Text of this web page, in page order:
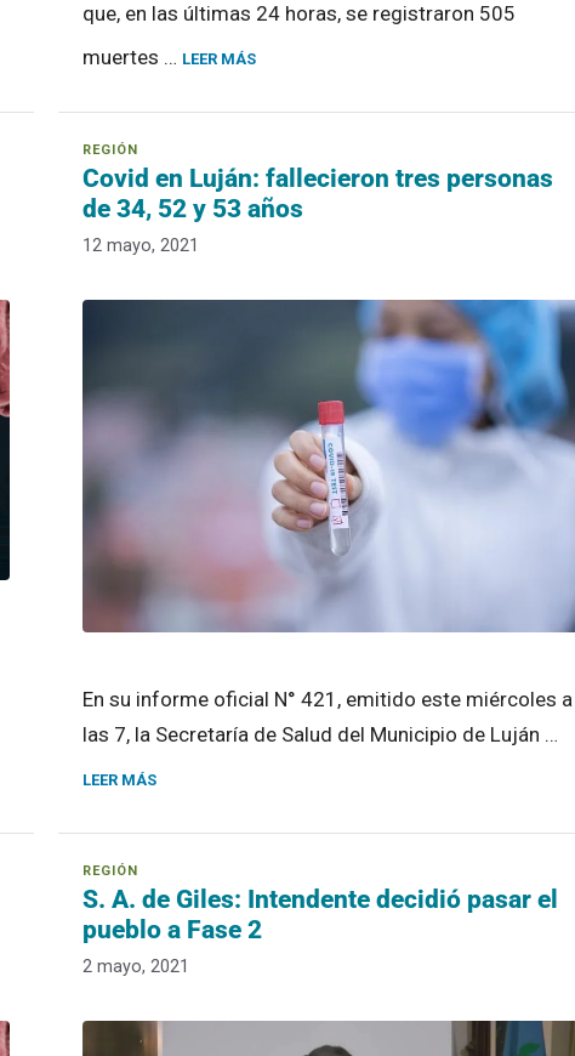
que, en las últimas 24 horas, se registraron 505
muertes … LEER MÁS
Covid en Luján: fallecieron tres personas
de 34, 52 y 53 años
12 mayo, 2021
En su informe oficial N° 421, emitido este miércoles a
las 7, la Secretaría de Salud del Municipio de Luján …
LEER MÁS
S. A. de Giles: Intendente decidió pasar el
pueblo a Fase 2
2 mayo, 2021